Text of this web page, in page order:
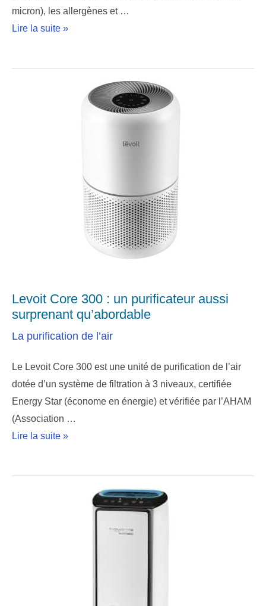
micron), les allergènes et …
Lire la suite »
Levoit Core 300 : un purificateur aussi
surprenant qu’abordable
La purification de l’air
Le Levoit Core 300 est une unité de purification de l’air
dotée d’un système de filtration à 3 niveaux, certifiée
Energy Star (économe en énergie) et vérifiée par l’AHAM
(Association …
Lire la suite »